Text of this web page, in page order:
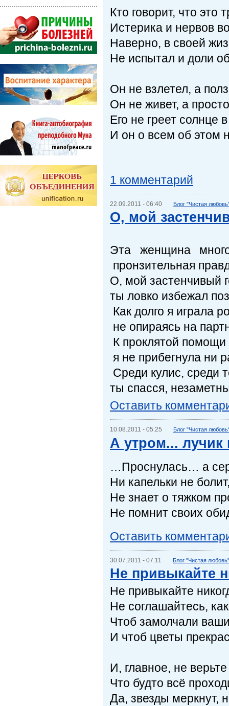
Кто говорит, что это
Истерика и нервов
Наверно, в своей
Не испытал и доли
Он не взлетел, а
Он не живет, а
Его не греет солнце
И он о всем об этом
1 комментарий
22.09.2011 - 06:40 Блог "Чистая
О, мой
Эта женщина
пронзительная
О, мой застенчивый
ты ловко избежал
Как долго я играла
не опираясь на
К проклятой помощи
я не прибегнула ни
Среди кулис, среди
ты спасся,
Оставить
10.08.2011 - 05:25 Блог "Чистая
А утром...
…Проснулась… а
Ни капельки не
Не знает о тяжком
Не помнит своих
Оставить
30.07.2011 - 07:11 Блог "Чистая любовь"
Не привыкайте
Не привыкайте
Не соглашайтесь,
Чтоб замолчали
И чтоб цветы
И, главное, не верьте
Что будто всё
Да, звезды меркнут,